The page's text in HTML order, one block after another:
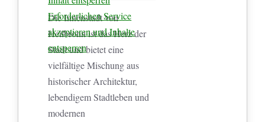
Erforderlichen Service
akzeptieren und Inhalte
entsperren
Die Innenstadt von
Heilbronn ist das Herz der
Stadt und bietet eine
vielfältige Mischung aus
historischer Architektur,
lebendigem Stadtleben und
modernen